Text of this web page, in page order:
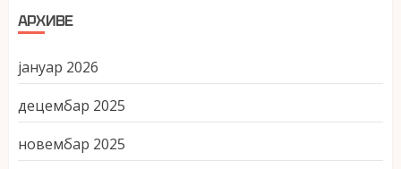
АРХИВЕ
јануар 2026
децембар 2025
новембар 2025